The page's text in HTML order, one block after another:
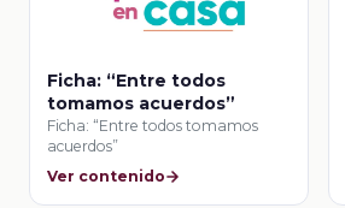
Ficha: “Entre todos
tomamos acuerdos”
Ficha: “Entre todos tomamos
acuerdos”
Ver contenido